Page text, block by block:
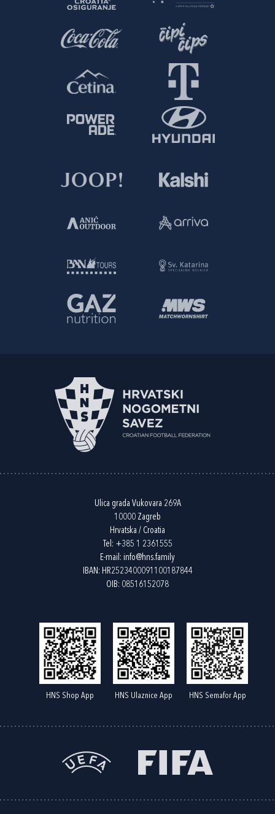
Ulica grada Vukovara 269A
10000 Zagreb
Hrvatska / Croatia
Tel: +385 1 2361555
E-mail: info@hns.family
IBAN: HR2523400091100187844
OIB: 08516152078
HNS Shop App HNS Ulaznice App HNS Semafor App